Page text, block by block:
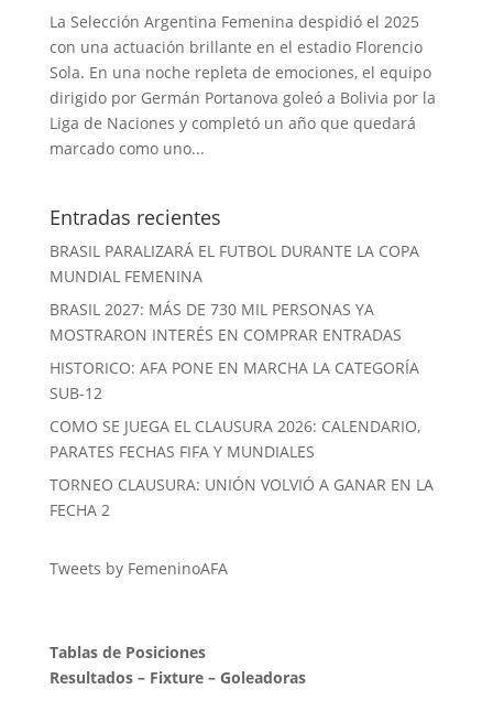
La Selección Argentina Femenina despidió el 2025
con una actuación brillante en el estadio Florencio
Sola. En una noche repleta de emociones, el equipo
dirigido por Germán Portanova goleó a Bolivia por la
Liga de Naciones y completó un año que quedará
marcado como uno...
Entradas recientes
BRASIL PARALIZARÁ EL FUTBOL DURANTE LA COPA
MUNDIAL FEMENINA
BRASIL 2027: MÁS DE 730 MIL PERSONAS YA
MOSTRARON INTERÉS EN COMPRAR ENTRADAS
HISTORICO: AFA PONE EN MARCHA LA CATEGORÍA
SUB-12
COMO SE JUEGA EL CLAUSURA 2026: CALENDARIO,
PARATES FECHAS FIFA Y MUNDIALES
TORNEO CLAUSURA: UNIÓN VOLVIÓ A GANAR EN LA
FECHA 2
Tweets by FemeninoAFA
Tablas de Posiciones
Resultados– Fixture– Goleadoras